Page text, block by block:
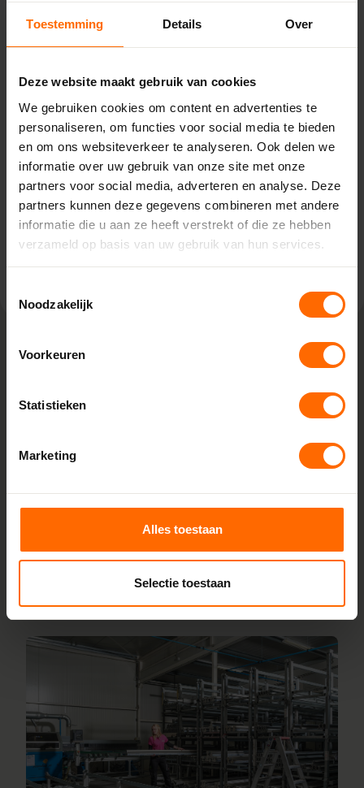
Toestemming Details Over
Deze website maakt gebruik van cookies
We gebruiken cookies om content en advertenties te
personaliseren, om functies voor social media te bieden
en om ons websiteverkeer te analyseren. Ook delen we
informatie over uw gebruik van onze site met onze
partners voor social media, adverteren en analyse. Deze
partners kunnen deze gegevens combineren met andere
informatie die u aan ze heeft verstrekt of die ze hebben
verzameld op basis van uw gebruik van hun services.
Noodzakelijk
Voorkeuren
Statistieken
Marketing
Alles toestaan
Selectie toestaan
Roden – Bouwcenter Concordia
Ceintuurbaan Noord 135,
9301 NT Roden
0513335000
Selecteren als mijn vestiging
Lokaal geproduceerd in onze eigen
Bij Skodora bestel je kunststof kozijnen van topkwaliteit,
fabrieken in Heerenveen en Meppel, wat zorgt voor scherpe
samen met onze online configurator en vanaf vijf
vakmensen direct voor je klaar.